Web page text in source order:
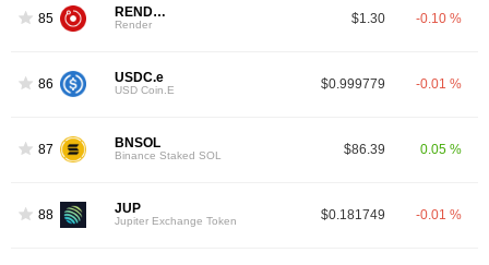
85 RENDER
Render $1.30 -0.10 %
86 USDC.e
USD Coin.E $0.999779 -0.01 %
87 BNSOL
Binance Staked SOL $86.39 0.05 %
88 JUP
Jupiter Exchange Token $0.181749 -0.01 %